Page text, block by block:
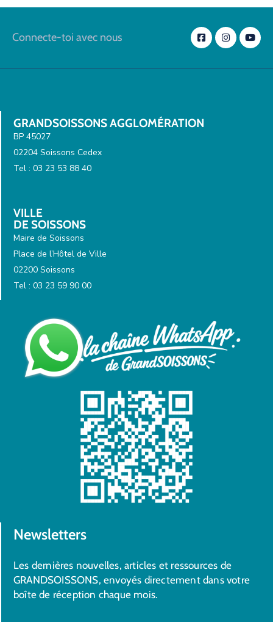
Connecte-toi avec nous
GRANDSOISSONS AGGLOMÉRATION
BP 45027
02204 Soissons Cedex
Tel : 03 23 53 88 40
VILLE
DE SOISSONS
Maire de Soissons
Place de l’Hôtel de Ville
02200 Soissons
Tel : 03 23 59 90 00
Newsletters
Les dernières nouvelles, articles et ressources de
GRANDSOISSONS, envoyés directement dans votre
boîte de réception chaque mois.